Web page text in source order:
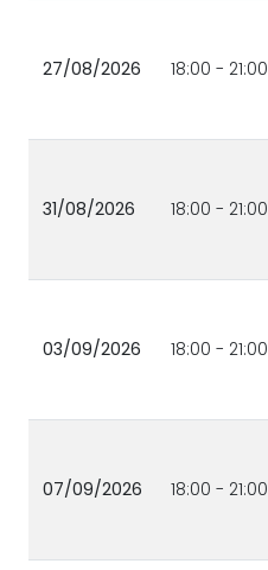
27/08/2026 18:00 - 21:00
31/08/2026 18:00 - 21:00
03/09/2026 18:00 - 21:00
07/09/2026 18:00 - 21:00